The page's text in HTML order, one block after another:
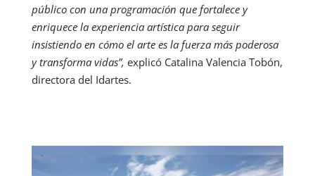
público con una programación que fortalece y
enriquece la experiencia artística para seguir
insistiendo en cómo el arte es la fuerza más poderosa
y transforma vidas”, explicó Catalina Valencia Tobón,
directora del Idartes.